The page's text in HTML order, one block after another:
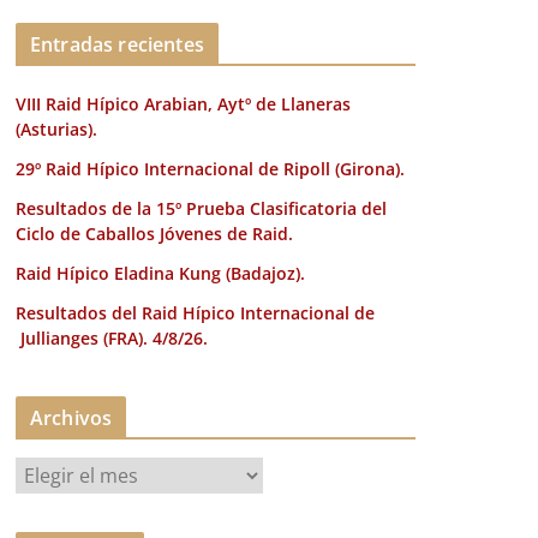
Entradas recientes
VIII Raid Hípico Arabian, Aytº de Llaneras
(Asturias).
29º Raid Hípico Internacional de Ripoll (Girona).
Resultados de la 15º Prueba Clasificatoria del
Ciclo de Caballos Jóvenes de Raid.
Raid Hípico Eladina Kung (Badajoz).
Resultados del Raid Hípico Internacional de
Jullianges (FRA). 4/8/26.
Archivos
r
c